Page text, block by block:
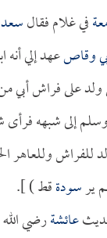
في غلام فقالسعد
وقاصعهد إلي أنه
على فراش أبي
إلى شبهه فرأى
للفراش وللعاهر
يرسودةقط ) ].
عائشةرضي